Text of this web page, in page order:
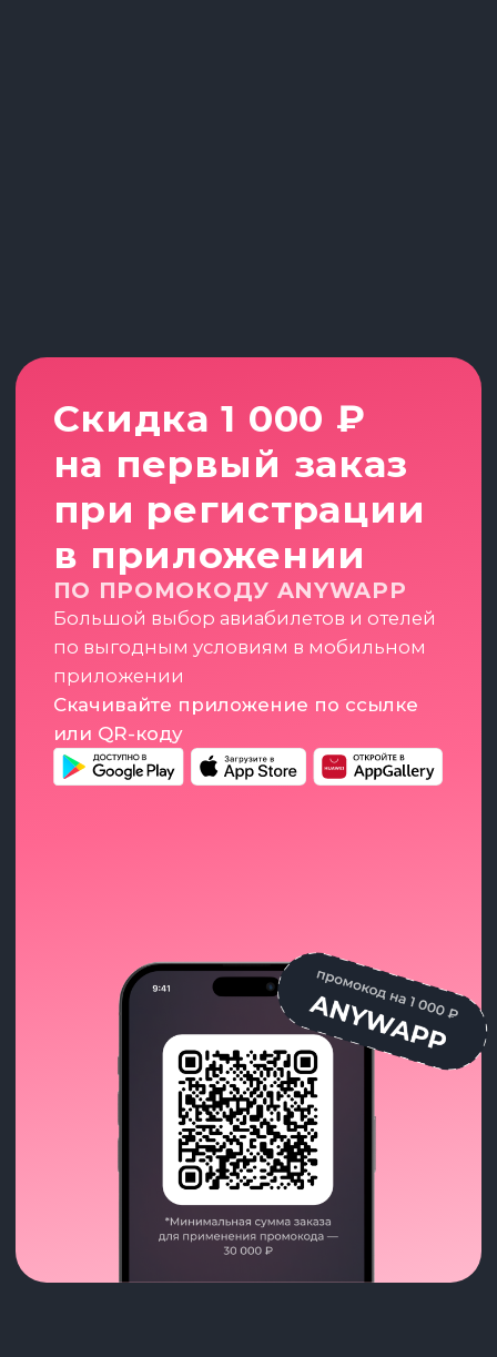
Вопросы
и ответы
Возникли проблемы
с установкой
или функционалом
мобильного
приложения?
Напишите нам, мы обязательно